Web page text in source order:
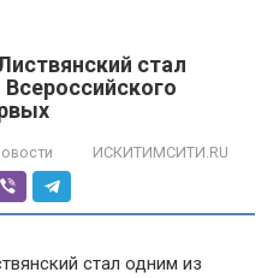
стал
ИСКИТИМСИТИ.RU